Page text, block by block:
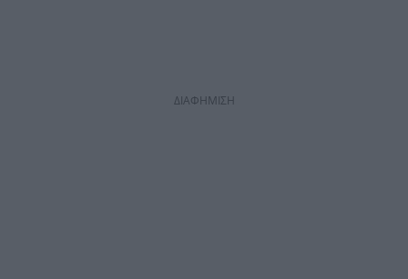
ΔΙΑΦΗΜΙΣΗ